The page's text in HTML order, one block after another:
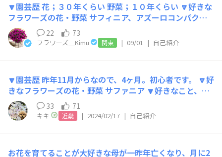
K） キャンプが大好きです！⛺ 大自然の中でのんびり過
ごしながら、ごはんを食べたりビールを飲んでいるときが
幸せです！ DIYも好きなので、キャンプギアを収納する棚
を作りました💪 お天気の良い日にお散歩したり、 ベラン
ゆる～く過ごすのが好きです🌵 🔽みんなに一言 こんにち
は！サントリーフラワーズのMayuです。 コミュニティサ
イトへの参加ありがとうございます。 お花はビギナーも
ビギナー...🔰 みなさんの投稿を拝見しながら勉強させてい
ただきます！ どうぞよろしくお願いします😊
🔽園芸歴 花；３０年くらい 野菜；１０年くらい 🔽好きな
フラワーズの花・野菜 サフィニア、アズーロコンパク
ト、クライミングサンパラソル、星空マム、エンジェルス
イヤリング、ミルフル ナス、オクラ、スイカ、ニラ 🔽好
きなこと、趣味（スポーツなど園芸以外でもOK） 愛犬
（黒柴）との散歩、映画鑑賞、旅行、食事など 🔽みんな
サイトへのご参加ありがとうございます。 サントリーフ
ラワーズのKimu 👨です。 気付いたらそれなりの園芸歴に
なってました💦 生業としての園芸歴（生産～営業職を経
て）もありますが、最近あらためて🌼🍆を育てる時間を楽
ることになりましたので、みなさまと楽しく交流しなが
ら、園芸の魅力を分かち合えればと思います！ どうぞ、
22 73
フラワーズ＿Kimu 関東 | 09/01 | 自己紹介
🔽園芸歴 昨年11月からなので、4ヶ月。初心者です。 🔽好
きなフラワーズの花・野菜 サファニア 🔽好きなこと、趣
味（スポーツなど園芸以外でもOK） 犬と散歩、美味しい
ものを食べること、そしてお花 🔽みんなに一言 初めまし
て、 元々義母が花や野菜を育てていました。 その時は、
きれい！美味しい！と傍観者でした。 義母が亡くなっ
33 71
キキ 近畿 | 2024/02/17 | 自己紹介
お花を育てることが大好きな母が一昨年亡くなり、月に2